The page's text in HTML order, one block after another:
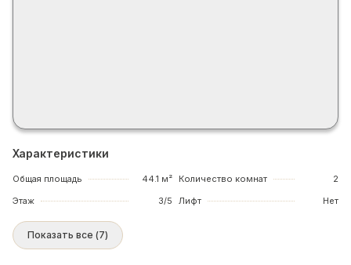
Характеристики
Общая площадь
44.1 м²
Этаж
3/5
Количество комнат
2
Лифт
Нет
Показать все (7)